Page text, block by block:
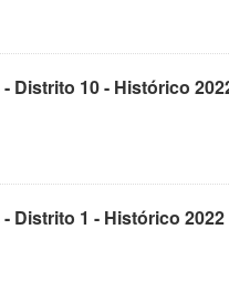
Distrito 10 - Histórico
Distrito 1 - Histórico 2022